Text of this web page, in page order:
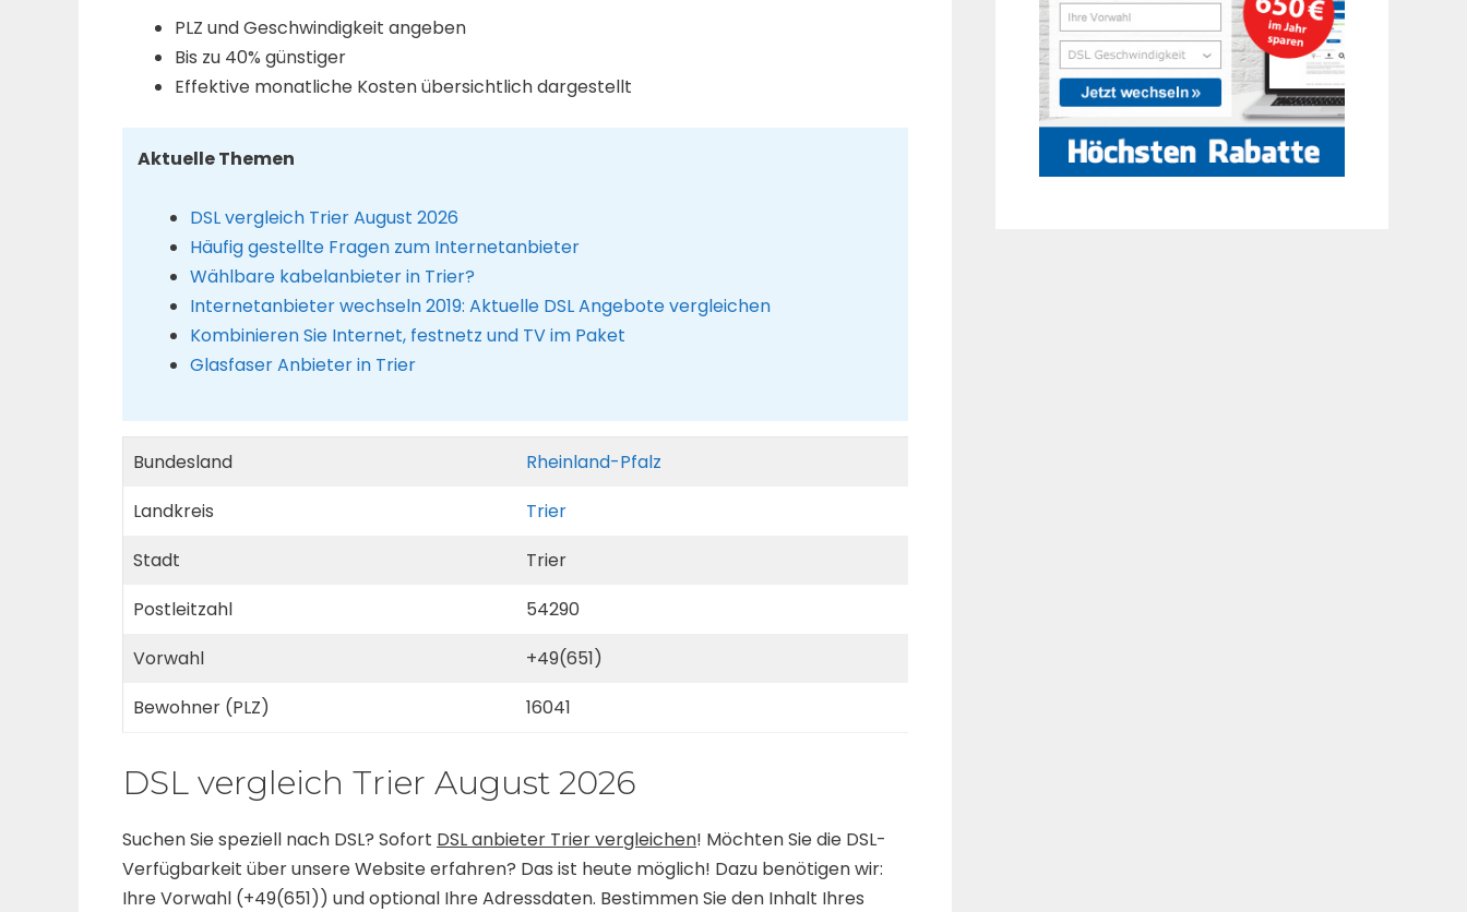
PLZ und Geschwindigkeit angeben
Bis zu 40% günstiger
Effektive monatliche Kosten übersichtlich dargestellt
Aktuelle Themen
DSL vergleich Trier August 2026
Häufig gestellte Fragen zum Internetanbieter
Wählbare kabelanbieter in Trier?
Internetanbieter wechseln 2019: Aktuelle DSL Angebote vergleichen
Kombinieren Sie Internet, festnetz und TV im Paket
Glasfaser Anbieter in Trier
Bundesland
Rheinland-Pfalz
Landkreis
Trier
Stadt
Trier
Postleitzahl
54290
Vorwahl
+49(651)
Bewohner (PLZ)
16041
DSL vergleich Trier August 2026
Suchen Sie speziell nach DSL? Sofort DSL anbieter Trier vergleichen! Möchten Sie die DSL-
Verfügbarkeit über unsere Website erfahren? Das ist heute möglich! Dazu benötigen wir:
Ihre Vorwahl (+49(651)) und optional Ihre Adressdaten. Bestimmen Sie den Inhalt Ihres